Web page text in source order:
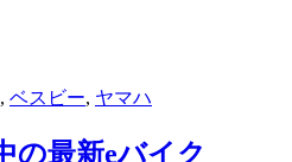
, ベスビー, ヤマハ
の最新eバイク